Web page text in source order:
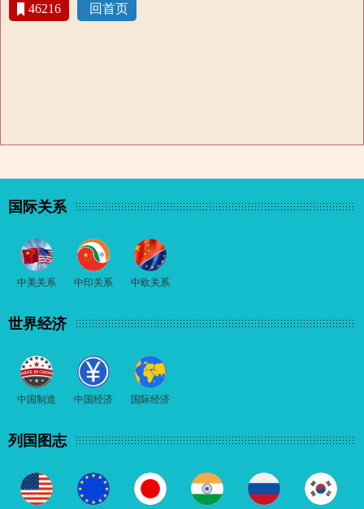
46216 回首页
国际关系
中美关系 中印关系 中欧关系
世界经济
中国制造 中国经济 国际经济
列国图志